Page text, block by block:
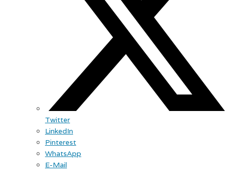
Twitter
LinkedIn
Pinterest
WhatsApp
E-Mail